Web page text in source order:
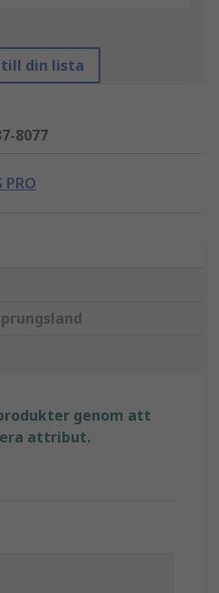
till din lista
8077
PRO
genom att
attribut.